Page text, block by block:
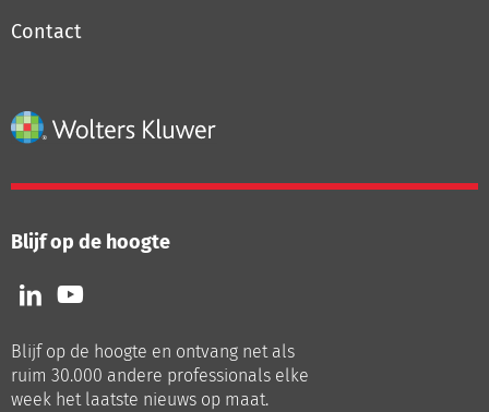
Contact
Blijf op de hoogte
Volg
ons
LinkedIn
Volg
ons
Youtube
Blijf op de hoogte en ontvang net als
ruim 30.000 andere professionals elke
week het laatste nieuws op maat.